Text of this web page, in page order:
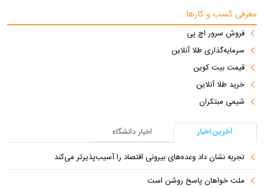
معرفی کسب و کارها
فروش سرور اچ پی
سرمایه‌گذاری طلا آنلاین
قیمت بیت کوین
خرید طلا آنلاین
شیمی مبتکران
آخرین اخبار
اخبار دانشگاه
تجربه نشان داد وعده‌های بیرونی اقتصاد را آسیب‌پذیرتر می‌کند
ملت خواهان پاسخ روشن است